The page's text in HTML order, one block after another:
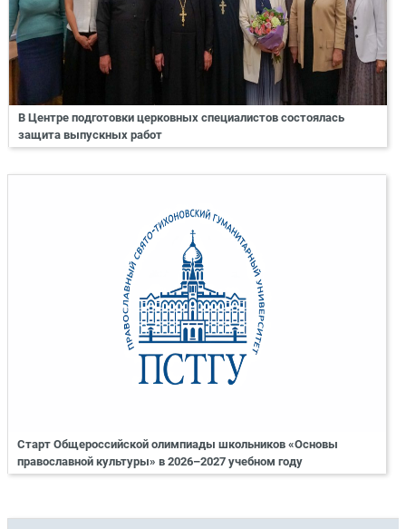
В Центре подготовки церковных специалистов состоялась
защита выпускных работ
Старт Общероссийской олимпиады школьников «Основы
православной культуры» в 2026–2027 учебном году